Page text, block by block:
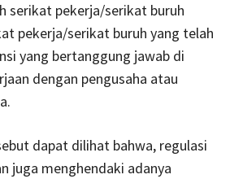
serikat pekerja/serikat buruh
pekerja/serikat buruh yang telah
yang bertanggung jawab di
dengan pengusaha atau
dapat dilihat bahwa, regulasi
juga menghendaki adanya